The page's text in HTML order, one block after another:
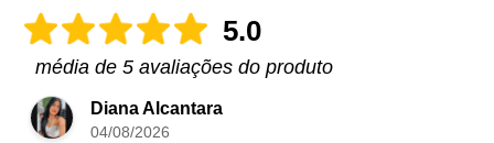
5.0
média de 5 avaliações do produto
Diana Alcantara
04/08/2026